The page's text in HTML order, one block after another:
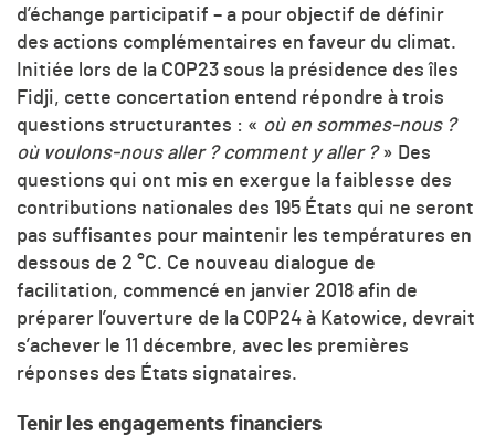
d’échange participatif – a pour objectif de définir
des actions complémentaires en faveur du climat.
Initiée lors de la COP23 sous la présidence des îles
Fidji, cette concertation entend répondre à trois
questions structurantes : « où en sommes-nous ?
où voulons-nous aller ? comment y aller ?» Des
questions qui ont mis en exergue la faiblesse des
contributions nationales des 195 États qui ne seront
pas suffisantes pour maintenir les températures en
dessous de 2 °C. Ce nouveau dialogue de
facilitation, commencé en janvier 2018 afin de
préparer l’ouverture de la COP24 à Katowice, devrait
s’achever le 11 décembre, avec les premières
réponses des États signataires.
Tenir les engagements financiers